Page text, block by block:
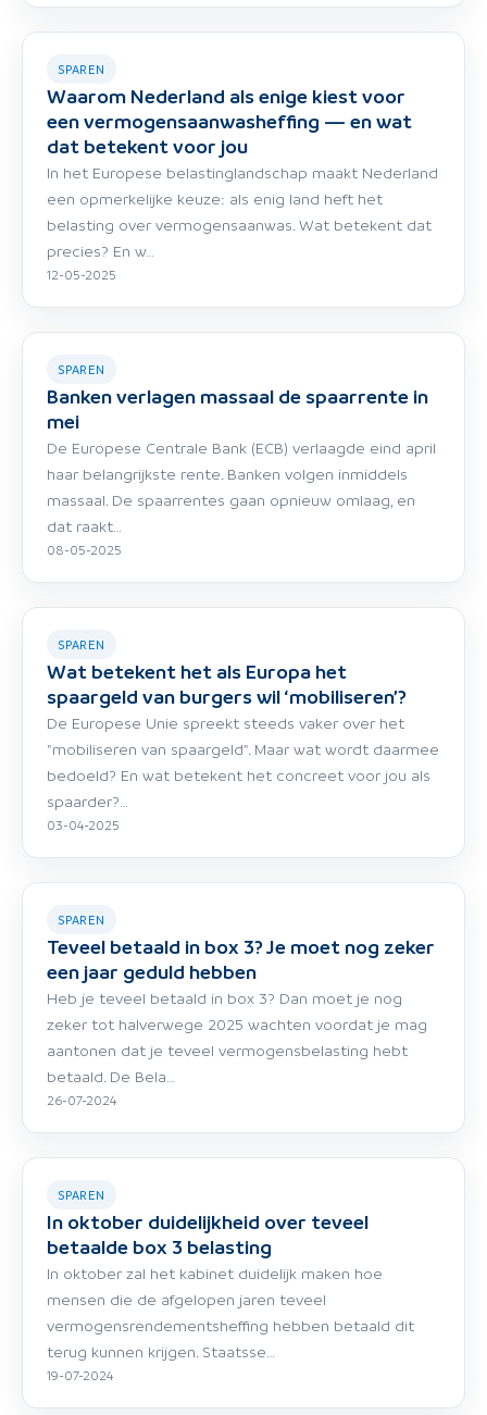
SPAREN
Waarom Nederland als enige kiest voor
een vermogensaanwasheffing — en wat
dat betekent voor jou
In het Europese belastinglandschap maakt Nederland
een opmerkelijke keuze: als enig land heft het
belasting over vermogensaanwas. Wat betekent dat
precies? En w…
12-05-2025
SPAREN
Banken verlagen massaal de spaarrente in
mei
De Europese Centrale Bank (ECB) verlaagde eind april
haar belangrijkste rente. Banken volgen inmiddels
massaal. De spaarrentes gaan opnieuw omlaag, en
dat raakt…
08-05-2025
SPAREN
Wat betekent het als Europa het
spaargeld van burgers wil ‘mobiliseren’?
De Europese Unie spreekt steeds vaker over het
"mobiliseren van spaargeld". Maar wat wordt daarmee
bedoeld? En wat betekent het concreet voor jou als
spaarder?…
03-04-2025
SPAREN
Teveel betaald in box 3? Je moet nog zeker
een jaar geduld hebben
Heb je teveel betaald in box 3? Dan moet je nog
zeker tot halverwege 2025 wachten voordat je mag
aantonen dat je teveel vermogensbelasting hebt
betaald. De Bela…
26-07-2024
SPAREN
In oktober duidelijkheid over teveel
betaalde box 3 belasting
In oktober zal het kabinet duidelijk maken hoe
mensen die de afgelopen jaren teveel
vermogensrendementsheffing hebben betaald dit
terug kunnen krijgen. Staatsse…
19-07-2024